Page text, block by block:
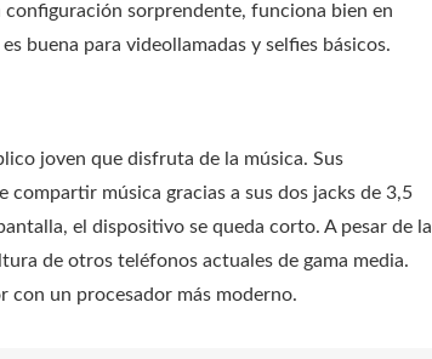
sorprendente, funciona bien en
buena para videollamadas y selfies básicos.
joven que disfruta de la música. Sus
música gracias a sus dos jacks de 3,5
el dispositivo se queda corto. A pesar de la
de otros teléfonos actuales de gama media.
con un procesador más moderno.